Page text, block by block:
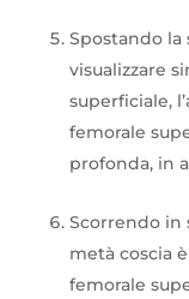
Spostando la
visualizzare
superficiale,
femorale
profonda, in
Scorrendo in
metà coscia
femorale